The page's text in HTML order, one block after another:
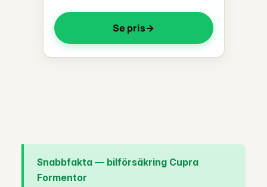
Se pris
Snabbfakta — bilförsäkring Cupra
Formentor